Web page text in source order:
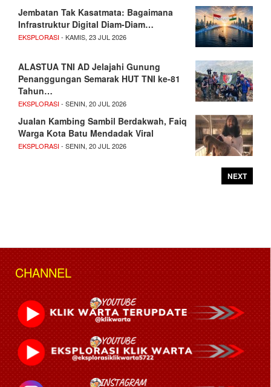
Jembatan Tak Kasatmata: Bagaimana
Infrastruktur Digital Diam-Diam…
EKSPLORASI- KAMIS, 23 JUL 2026
ALASTUA TNI AD Jelajahi Gunung
Penanggungan Semarak HUT TNI ke-81
Tahun…
EKSPLORASI- SENIN, 20 JUL 2026
Jualan Kambing Sambil Berdakwah, Faiq
Warga Kota Batu Mendadak Viral
EKSPLORASI- SENIN, 20 JUL 2026
NEXT
CHANNEL